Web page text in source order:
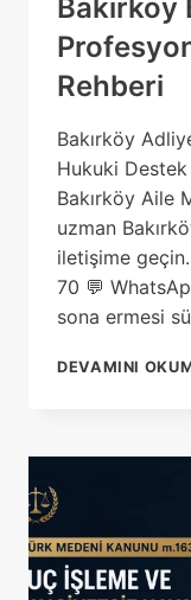
Bakırköy
Rehberi
Bakırköy
Hukuki
Bakırköy Aile
uzman
iletişime
70 💬
sona ermesi
DEVAMINI